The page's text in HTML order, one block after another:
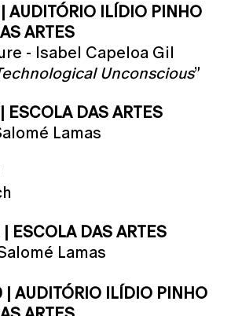
AUDITÓRIO ILÍDIO PINHO
ARTES
- Isabel Capeloa Gil
Unconscious”
ESCOLA DAS ARTES
Lamas
ESCOLA DAS ARTES
Lamas
AUDITÓRIO ILÍDIO PINHO